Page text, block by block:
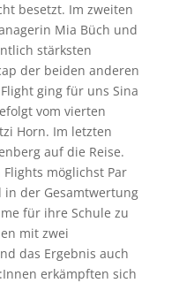
besetzt. Im zweiten
Mia Büch und
stärksten
der beiden anderen
ging für uns Sina
vom vierten
Horn. Im letzten
auf die Reise.
möglichst Par
in der Gesamtwertung
für ihre Schule zu
mit zwei
das Ergebnis auch
erkämpften sich